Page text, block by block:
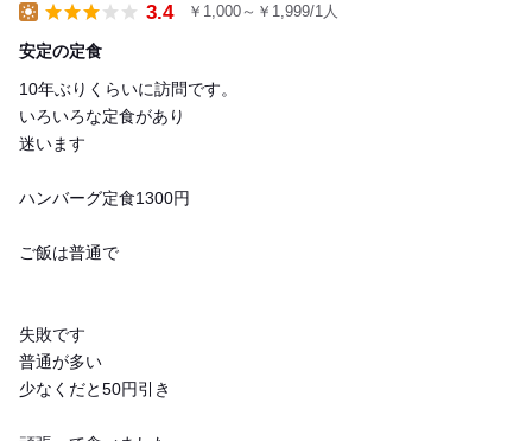
3.4 ￥1,000～￥1,999/1人
安定の定食
10年ぶりくらいに訪問です。
いろいろな定食があり
迷います
ハンバーグ定食1300円
ご飯は普通で
失敗です
普通が多い
少なくだと50円引き